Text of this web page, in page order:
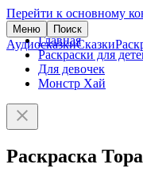
Перейти к основному
Меню Поиск
АудиосказкиСказки
Главная
Раскраски для
Для девочек
Монстр Хай
Раскраска